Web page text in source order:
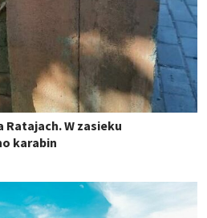
Ratajach. W zasieku
karabin